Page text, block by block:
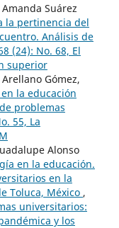
Suárez
la pertinencia del
Análisis de
(24): No. 68, El
superior
Gómez,
la educación
problemas
55, La
Alonso
en la educación.
en la
Toluca, México ,
universitarios:
y los